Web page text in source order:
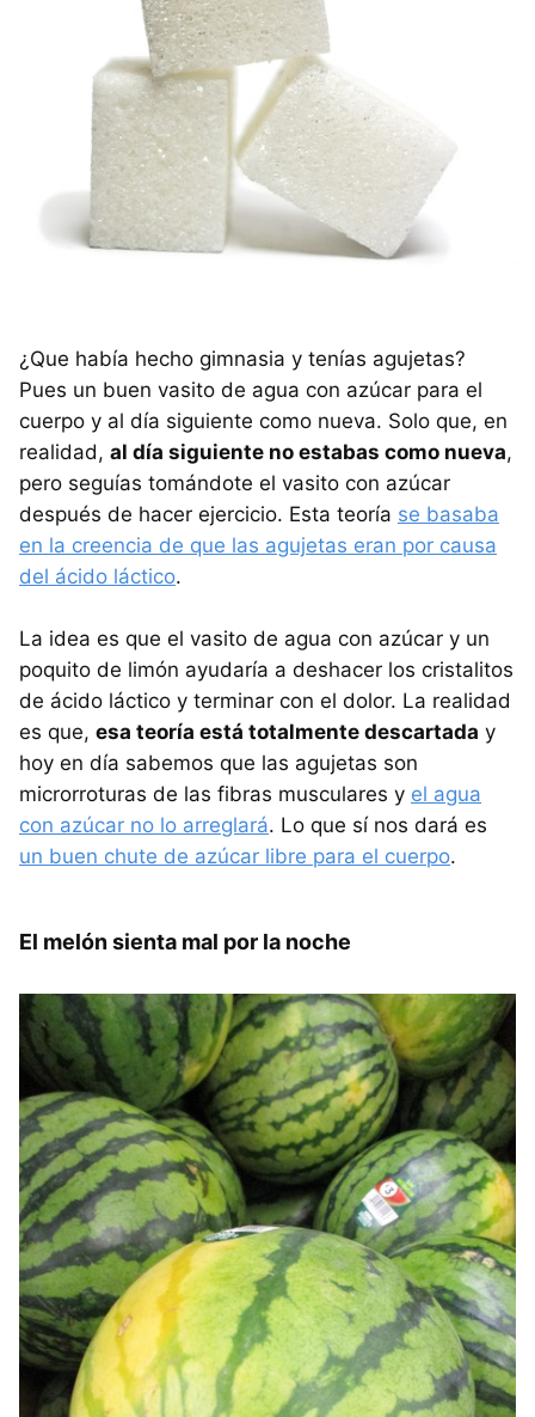
¿Que había hecho gimnasia y tenías agujetas?
Pues un buen vasito de agua con azúcar para el
cuerpo y al día siguiente como nueva. Solo que, en
realidad, al día siguiente no estabas como nueva,
pero seguías tomándote el vasito con azúcar
después de hacer ejercicio. Esta teoría se basaba
en la creencia de que las agujetas eran por causa
del ácido láctico.
La idea es que el vasito de agua con azúcar y un
poquito de limón ayudaría a deshacer los cristalitos
de ácido láctico y terminar con el dolor. La realidad
es que, esa teoría está totalmente descartada y
hoy en día sabemos que las agujetas son
microrroturas de las fibras musculares y el agua
con azúcar no lo arreglará. Lo que sí nos dará es
un buen chute de azúcar libre para el cuerpo.
El melón sienta mal por la noche